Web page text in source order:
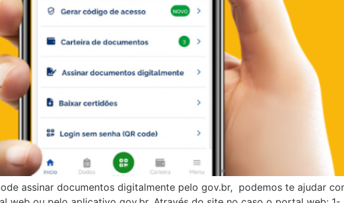
assinar documentos digitalmente pelo gov.br, podemos te ajudar